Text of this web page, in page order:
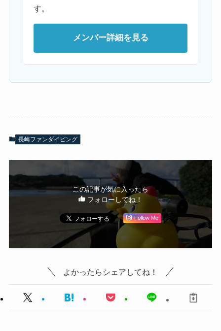
す。
メンバー詳細を見る
長崎ファンダイビング
この記事が気に入ったら
フォローしてね！
Follow Me
よかったらシェアしてね！